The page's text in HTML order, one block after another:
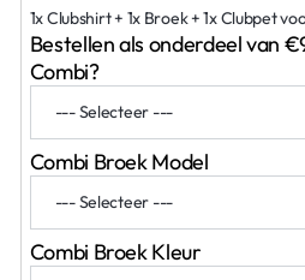
1x Clubshirt + 1x Broek + 1x Clubpet
Bestellen als onderdeel van
Combi?
Combi Broek Model
Combi Broek Kleur